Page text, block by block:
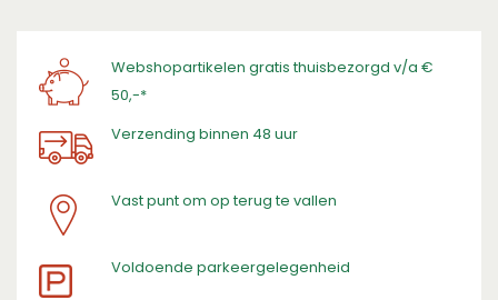
Webshopartikelen gratis thuisbezorgd v/a €
50,-*
Verzending binnen 48 uur
Vast punt om op terug te vallen
​Voldoende parkeergelegenheid